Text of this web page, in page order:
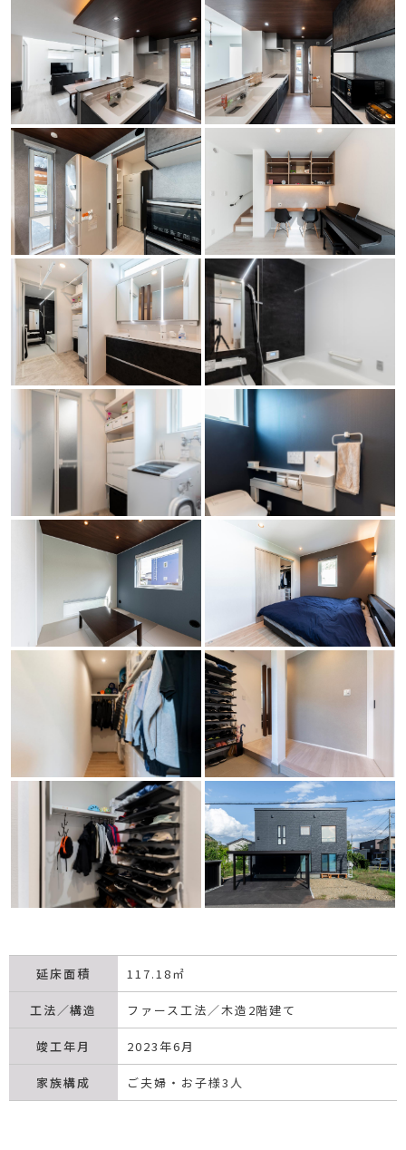
延床面積 117.18㎡
工法／構造 ファース工法／木造2階建て
竣工年月 2023年6月
家族構成 ご夫婦・お子様3人